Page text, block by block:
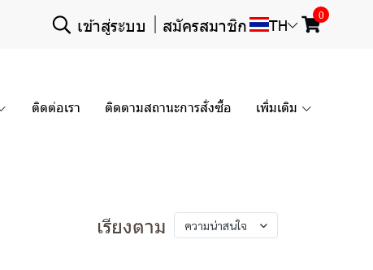
เข้าสู่ระบบ สมัครสมาชิก TH
0
ติดต่อเรา ติดตามสถานะการสั่งซื้อ เพิ่มเติม
เรียงตาม ความน่าสนใจ